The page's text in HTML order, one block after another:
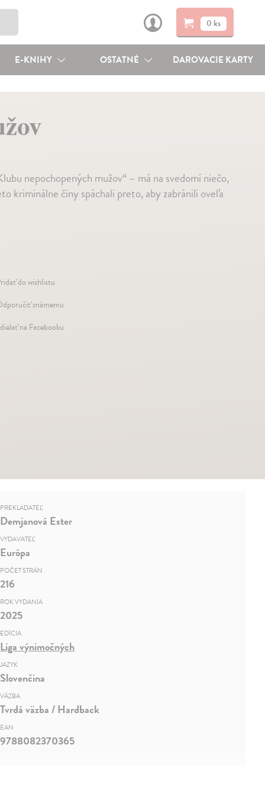
0 ks
E-KNIHY OSTATNÉ DAROVACIE KARTY
nepochopených mužov“ – má na svedomí niečo,
kriminálne činy spáchali preto, aby zabránili oveľa
do wishlistu
známemu
na Facebooku
PREKLADATEĽ
Demjanová Ester
VYDAVATEĽ
Európa
POČET STRÁN
216
ROK VYDANIA
2025
EDÍCIA
Liga výnimočných
JAZYK
Slovenčina
VÄZBA
Tvrdá väzba / Hardback
EAN
9788082370365